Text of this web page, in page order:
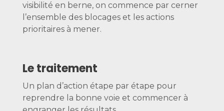
visibilité en berne, on commence par cerner
l’ensemble des blocages et les actions
prioritaires à mener.
Le traitement
Un plan d’action étape par étape pour
reprendre la bonne voie et commencer à